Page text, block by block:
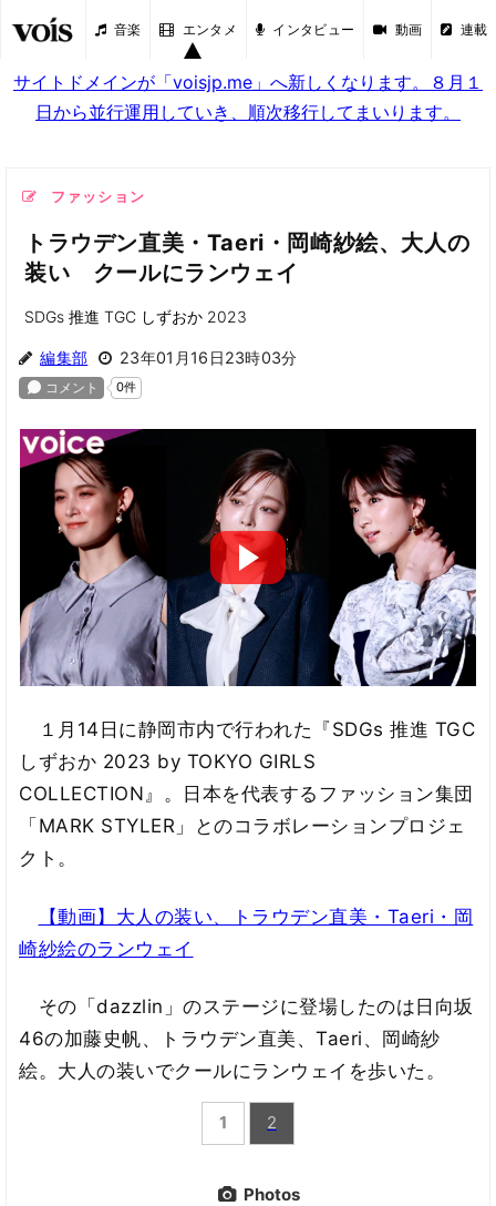
音楽 エンタメ インタビュー 動画 連載
サイトドメインが「voisjp.me」へ新しくなります。８月１
日から並行運用していき、順次移行してまいります。
ファッション
トラウデン直美・Taeri・岡崎紗絵、大人の
装い クールにランウェイ
SDGs 推進 TGC しずおか 2023
編集部 23年01月16日23時03分
１月14日に静岡市内で行われた『SDGs 推進 TGC
しずおか 2023 by TOKYO GIRLS
COLLECTION』。日本を代表するファッション集団
「MARK STYLER」とのコラボレーションプロジェ
クト。
【動画】大人の装い、トラウデン直美・Taeri・岡
崎紗絵のランウェイ
その「dazzlin」のステージに登場したのは日向坂
46の加藤史帆、トラウデン直美、Taeri、岡崎紗
絵。大人の装いでクールにランウェイを歩いた。
1 2
Photos